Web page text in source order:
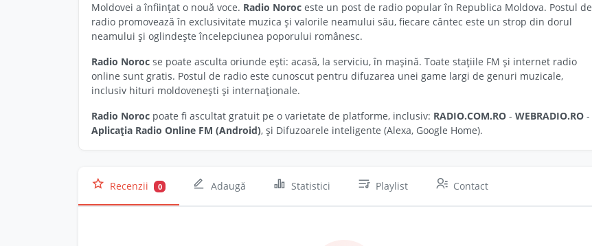
Moldovei a înființat o nouă voce. Radio Noroc este un post de radio popular în Republica Moldova. Postul de
radio promovează în exclusivitate muzica și valorile neamului său, fiecare cântec este un strop din dorul
neamului și oglindește încelepciunea poporului românesc.
Radio Noroc se poate asculta oriunde ești: acasă, la serviciu, în mașină. Toate stațiile FM și internet radio
online sunt gratis. Postul de radio este cunoscut pentru difuzarea unei game largi de genuri muzicale,
inclusiv hituri moldovenești și internaționale.
Radio Noroc poate fi ascultat gratuit pe o varietate de platforme, inclusiv: RADIO.COM.RO - WEBRADIO.RO -
Aplicația Radio Online FM (Android), și Difuzoarele inteligente (Alexa, Google Home).
Recenzii 0 Adaugă Statistici Playlist Contact